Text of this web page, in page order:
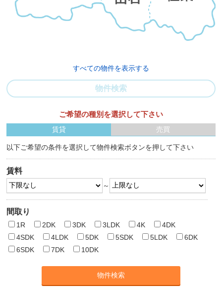
すべての物件を表示する
物件検索
ご希望の種別を選択して下さい
賃貸 売買
以下ご希望の条件を選択して物件検索ボタンを押して下さい
賃料
～
間取り
1R 2DK 3DK 3LDK 4K
4DK
4SDK
4LDK 5DK 5SDK 5LDK
6DK
6SDK
7DK 10DK